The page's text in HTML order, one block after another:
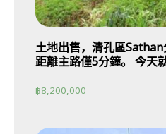
土地出售，清孔區
距離主路僅5分鐘。 今天
฿8,200,000